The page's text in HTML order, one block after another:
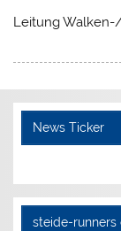
Leitung
News Ticker
steide-runners